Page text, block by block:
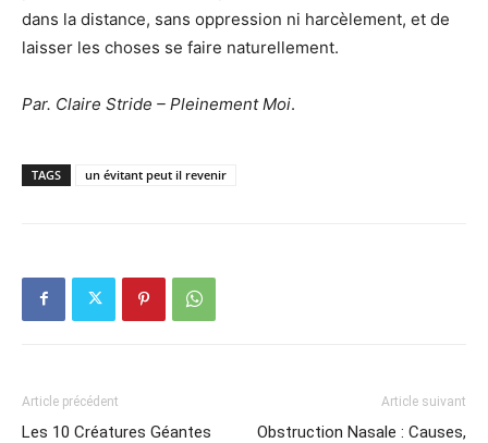
dans la distance, sans oppression ni harcèlement, et de
laisser les choses se faire naturellement.
Par. Claire Stride – Pleinement Moi.
TAGS un évitant peut il revenir
Article précédent
Les 10 Créatures Géantes
Article suivant
Obstruction Nasale : Causes,